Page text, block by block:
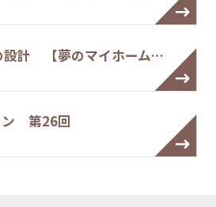
計 【夢のマイホーム…
ン 第26回